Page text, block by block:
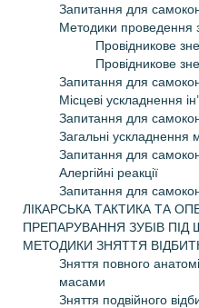
Запитання для
Методики проведення
Провідникове
Провідникове
Запитання для
Місцеві ускладнення
Запитання для
Загальні ускладнення
Запитання для
Алергійні реакції
Запитання для
ЛІКАРСЬКА ТАКТИКА ТА
ПРЕПАРУВАННЯ ЗУБІВ ПІД
МЕТОДИКИ ЗНЯТТЯ
Зняття повного
масами
Зняття подвійного